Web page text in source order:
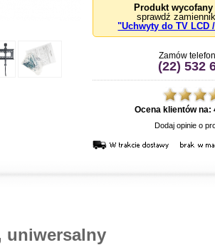
Produkt
sprawdź
"Uchwyty do TV LCD
Zamów
(22) 532
Ocena klientów na:
Dodaj opinie o
uniwersalny